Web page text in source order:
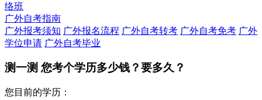
络班
广外自考指南
广外报考须知 广外报名流程 广外自考转考 广外自考免考 广外
学位申请 广外自考毕业
测一测 您考个学历多少钱？要多久？
您目前的学历：